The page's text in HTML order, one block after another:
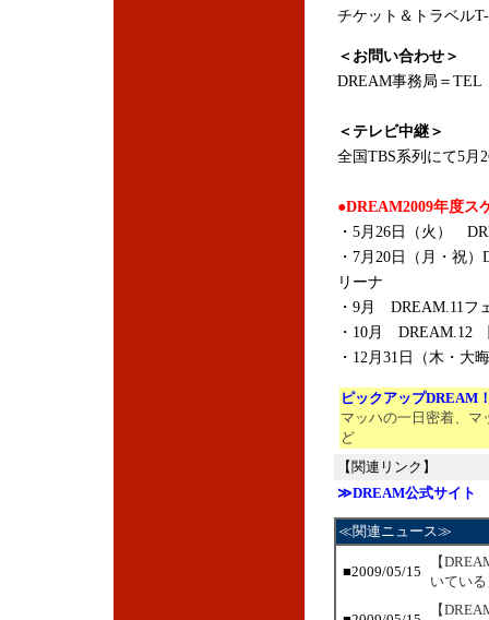
チケット＆トラベル
＜お問い合わせ＞
DREAM事務局＝TEL
＜テレビ中継＞
全国TBS系列にて5月
●DREAM2009年度ス
・5月26日（火）
・7月20日（月・祝
リーナ
・9月 DREAM.11フ
・10月 DREAM.12
・12月31日（木・
ピックアップDREAM
マッハの一日密着、マ
ど
【関連リンク】
≫DREAM公式サイト
≪関連ニュース≫
■2009/05/15
【
いてい
【